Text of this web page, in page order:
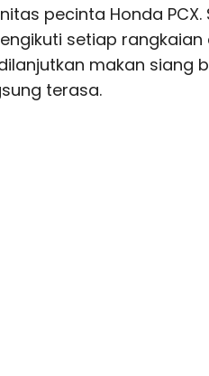
pecinta Honda PCX.
setiap rangkaian
makan siang
terasa.